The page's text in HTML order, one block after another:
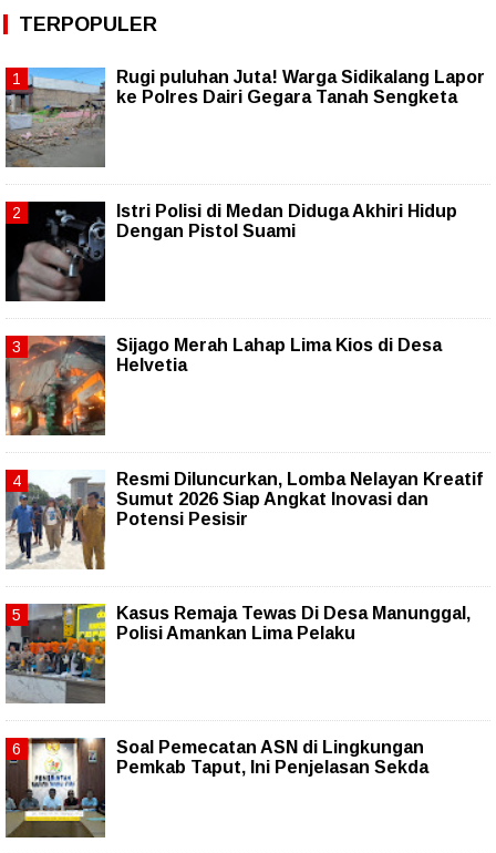
TERPOPULER
Rugi puluhan Juta! Warga Sidikalang Lapor
ke Polres Dairi Gegara Tanah Sengketa
Istri Polisi di Medan Diduga Akhiri Hidup
Dengan Pistol Suami
Sijago Merah Lahap Lima Kios di Desa
Helvetia
Resmi Diluncurkan, Lomba Nelayan Kreatif
Sumut 2026 Siap Angkat Inovasi dan
Potensi Pesisir
Kasus Remaja Tewas Di Desa Manunggal,
Polisi Amankan Lima Pelaku
Soal Pemecatan ASN di Lingkungan
Pemkab Taput, Ini Penjelasan Sekda